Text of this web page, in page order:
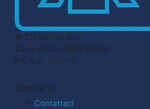
© CN MEDIA S.r.l.
C.F. e P.IVA 04998911210
R.E.A. n. 727803
CONTATTI
Contattaci